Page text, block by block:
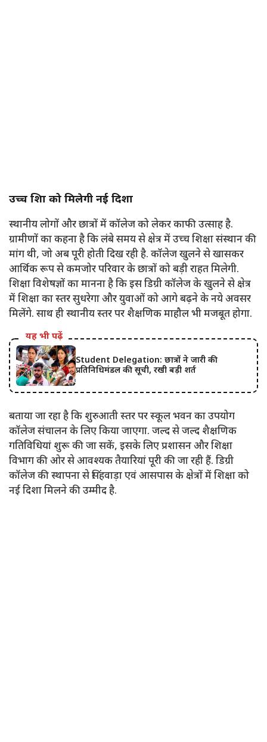
उच्च शिक्षा को मिलेगी नई दिशा
स्थानीय लोगों और छात्रों में कॉलेज को लेकर काफी उत्साह है.
ग्रामीणों का कहना है कि लंबे समय से क्षेत्र में उच्च शिक्षा संस्थान की
मांग थी, जो अब पूरी होती दिख रही है. कॉलेज खुलने से खासकर
आर्थिक रूप से कमजोर परिवार के छात्रों को बड़ी राहत मिलेगी.
शिक्षा विशेषज्ञों का मानना ​​है कि इस डिग्री कॉलेज के खुलने से क्षेत्र
में शिक्षा का स्तर सुधरेगा और युवाओं को आगे बढ़ने के नये अवसर
मिलेंगे. साथ ही स्थानीय स्तर पर शैक्षणिक माहौल भी मजबूत होगा.
यह भी पढ़ें
Student Delegation: छात्रों ने जारी की
प्रतिनिधिमंडल की सूची, रखी बड़ी शर्त
बताया जा रहा है कि शुरुआती स्तर पर स्कूल भवन का उपयोग
कॉलेज संचालन के लिए किया जाएगा. जल्द से जल्द शैक्षणिक
गतिविधियां शुरू की जा सकें, इसके लिए प्रशासन और शिक्षा
विभाग की ओर से आवश्यक तैयारियां पूरी की जा रही हैं. डिग्री
कॉलेज की स्थापना से सिंहवाड़ा एवं आसपास के क्षेत्रों में शिक्षा को
नई दिशा मिलने की उम्मीद है.